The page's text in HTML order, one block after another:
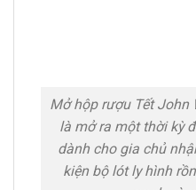
Mở hộp rượu Tết John
là mở ra một thời kỳ
dành cho gia chủ
kiện bộ lót ly hình